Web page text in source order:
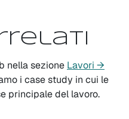
nella sezione Lavori →
i case study in cui le
principale del lavoro.